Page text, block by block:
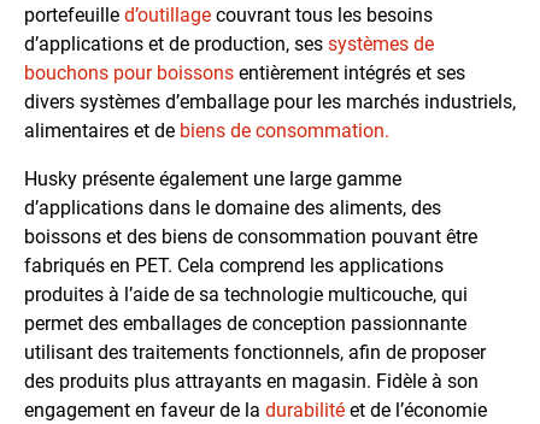
portefeuille d’outillage couvrant tous les besoins
d’applications et de production, ses systèmes de
bouchons pour boissons entièrement intégrés et ses
divers systèmes d’emballage pour les marchés industriels,
alimentaires et de biens de consommation.
Husky présente également une large gamme
d’applications dans le domaine des aliments, des
boissons et des biens de consommation pouvant être
fabriqués en PET. Cela comprend les applications
produites à l’aide de sa technologie multicouche, qui
permet des emballages de conception passionnante
utilisant des traitements fonctionnels, afin de proposer
des produits plus attrayants en magasin. Fidèle à son
engagement en faveur de la durabilité et de l’économie